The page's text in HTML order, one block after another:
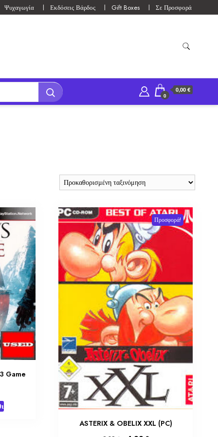
Ψυχαγωγία Εκδόσεις Βάρδος Gift Boxes Σε Προσφορά
0
0,00 €
Game
Προσφορά!
ASTERIX & OBELIX XXL (PC)